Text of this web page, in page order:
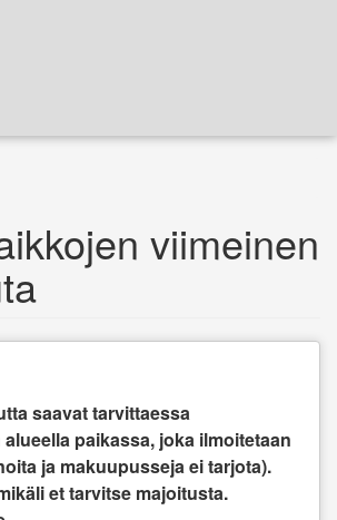
viimeinen
saavat tarvittaessa
paikassa, joka ilmoitetaan
ja makuupusseja ei tarjota).
et tarvitse majoitusta.